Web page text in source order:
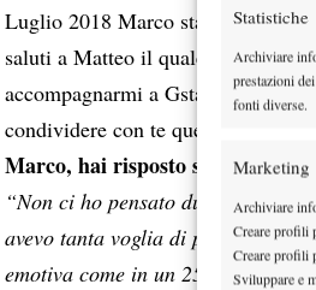
Statistiche
Archiviare
prestazioni
fonti diverse.
Marketing
Archiviare
Creare profili
Creare profili
Sviluppare e
Luglio 2018 Marco sta giocando
saluti a Matteo il quale gli
accompagnarmi a Gstaad?
condividere con te questa
Marco, hai risposto subito di sì,
“Non ci ho pensato due volte,
avevo tanta voglia di passare del
emotiva come in un 250 ATP.”